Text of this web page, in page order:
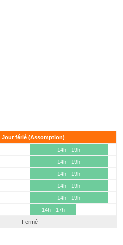
Jour férié (Assomption)
14h - 19h
14h - 19h
14h - 19h
14h - 19h
14h - 19h
14h - 17h
Fermé